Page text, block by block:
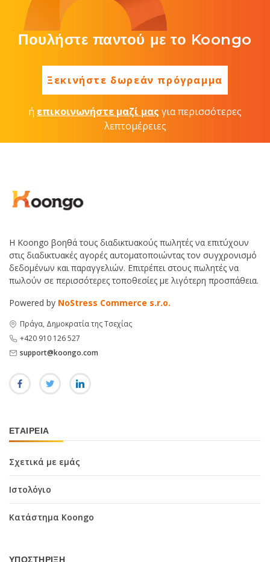
Πουλήστε παντού με το Koongo
Ξεκινήστε δωρεάν πρόγραμμα
ή επικοινωνήστε μαζί μας για περισσότερες
λεπτομέρειες
Η Koongo βοηθά τους διαδικτυακούς πωλητές να επιτύχουν
στις διαδικτυακές αγορές αυτοματοποιώντας τον συγχρονισμό
δεδομένων και παραγγελιών. Επιτρέπει στους πωλητές να
πωλούν σε περισσότερες τοποθεσίες με λιγότερη προσπάθεια.
Powered by NoStress Commerce s.r.o.
Πράγα, Δημοκρατία της Τσεχίας
+420 910 126 527
support@koongo.com
ΕΤΑΙΡΕΊΑ
Σχετικά με εμάς
Ιστολόγιο
Κατάστημα Koongo
ΥΠΟΣΤΉΡΙΞΗ